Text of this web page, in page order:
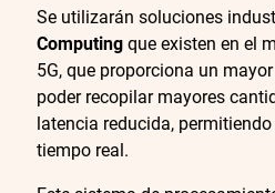
Se utilizarán soluciones
Computingque existen en el
5G, que proporciona un
poder recopilar mayores
latencia reducida,
tiempo real.